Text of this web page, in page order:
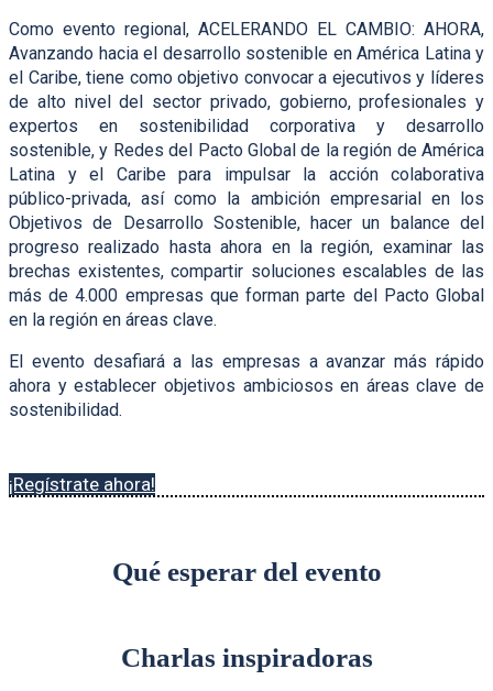
Como evento regional, ACELERANDO EL CAMBIO: AHORA,
Avanzando hacia el desarrollo sostenible en América Latina y
el Caribe, tiene como objetivo convocar a ejecutivos y líderes
de alto nivel del sector privado, gobierno, profesionales y
expertos en sostenibilidad corporativa y desarrollo
sostenible, y Redes del Pacto Global de la región de América
Latina y el Caribe para impulsar la acción colaborativa
público-privada, así como la ambición empresarial en los
Objetivos de Desarrollo Sostenible, hacer un balance del
progreso realizado hasta ahora en la región, examinar las
brechas existentes, compartir soluciones escalables de las
más de 4.000 empresas que forman parte del Pacto Global
en la región en áreas clave.
El evento desafiará a las empresas a avanzar más rápido
ahora y establecer objetivos ambiciosos en áreas clave de
sostenibilidad.
¡Regístrate ahora!
Qué esperar del evento
Charlas inspiradoras